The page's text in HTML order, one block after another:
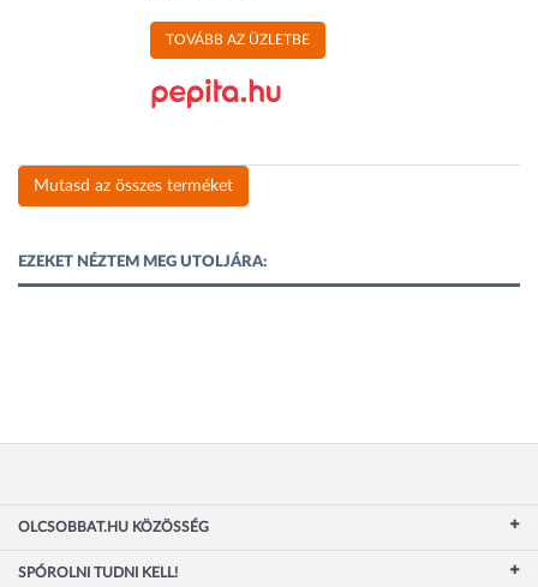
TOVÁBB AZ ÜZLETBE
Mutasd az összes terméket
EZEKET NÉZTEM MEG UTOLJÁRA:
OLCSOBBAT.HU KÖZÖSSÉG
SPÓROLNI TUDNI KELL!